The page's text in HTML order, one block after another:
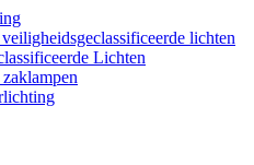
lichten
Lichten